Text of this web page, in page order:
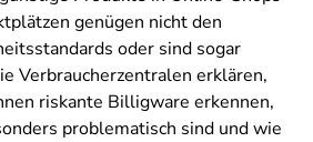
genügen nicht den
oder sind sogar
Verbraucherzentralen erklären,
riskante Billigware erkennen,
problematisch sind und wie